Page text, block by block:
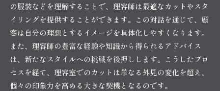
の服装などを理解することで、理容師は最適なカットやスタ
イリングを提供することができます。この対話を通じて、顧
客は自分の理想とするイメージを具体化しやすくなります。
また、理容師の豊富な経験や知識から得られるアドバイス
は、新たなスタイルへの挑戦を後押しします。こうしたプロ
セスを経て、理容室でのカットは単なる外見の変化を超え、
個々の印象力を高める大きな契機となるのです。